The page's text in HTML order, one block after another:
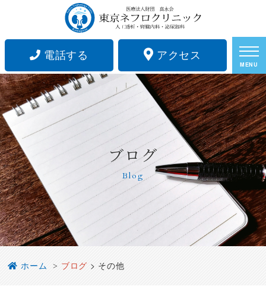
電話する アクセス
MENU
ブログ
Blog
ホーム ブログ > その他